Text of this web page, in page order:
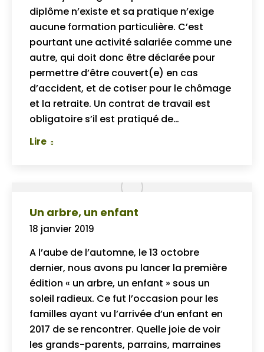
diplôme n’existe et sa pratique n’exige
aucune formation particulière. C’est
pourtant une activité salariée comme une
autre, qui doit donc être déclarée pour
permettre d’être couvert(e) en cas
d’accident, et de cotiser pour le chômage
et la retraite. Un contrat de travail est
obligatoire s’il est pratiqué de…
Lire
Un arbre, un enfant
18 janvier 2019
A l’aube de l’automne, le 13 octobre
dernier, nous avons pu lancer la première
édition « un arbre, un enfant » sous un
soleil radieux. Ce fut l’occasion pour les
familles ayant vu l’arrivée d’un enfant en
2017 de se rencontrer. Quelle joie de voir
les grands-parents, parrains, marraines